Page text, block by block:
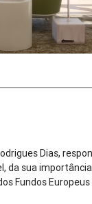
Dias,
da sua
Fundos